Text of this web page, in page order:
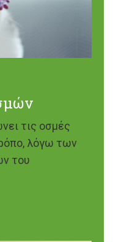
τις οσμές
λόγω των
του